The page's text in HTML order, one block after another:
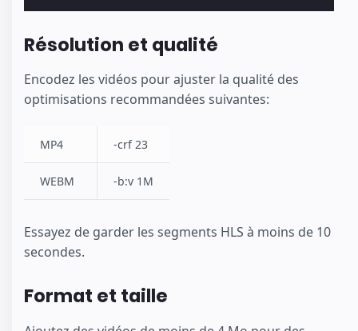
Résolution et qualité
Encodez les vidéos pour ajuster la qualité des
optimisations recommandées suivantes:
MP4 -crf 23
WEBM -b:v 1M
Essayez de garder les segments HLS à moins de 10
secondes.
Format et taille